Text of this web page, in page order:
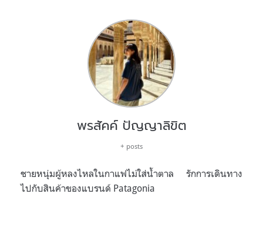
พรสัคค์ ปัญญาลิขิต
+ posts
ชายหนุ่มผู้หลงไหลในกาแฟไม่ใส่น้ำตาล รักการเดินทาง
ไปกับสินค้าของแบรนด์ Patagonia